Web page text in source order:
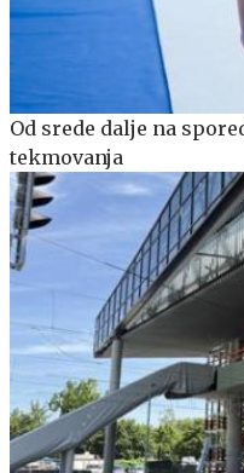
Od srede dalje na
tekmovanja